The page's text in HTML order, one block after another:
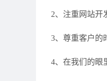
2、注重网站开
3、尊重客户的
4、在我们的眼